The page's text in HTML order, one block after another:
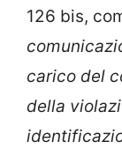
126 bis,
carico del
della